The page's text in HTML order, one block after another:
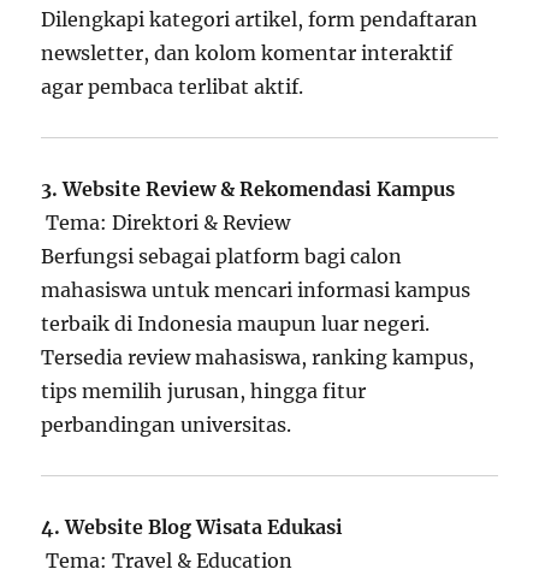
Dilengkapi kategori artikel, form pendaftaran
newsletter, dan kolom komentar interaktif
agar pembaca terlibat aktif.
3. Website Review & Rekomendasi Kampus
Tema: Direktori & Review
Berfungsi sebagai platform bagi calon
mahasiswa untuk mencari informasi kampus
terbaik di Indonesia maupun luar negeri.
Tersedia review mahasiswa, ranking kampus,
tips memilih jurusan, hingga fitur
perbandingan universitas.
4. Website Blog Wisata Edukasi
Tema: Travel & Education